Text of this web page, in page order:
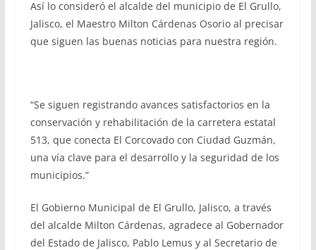
Así lo consideró el alcalde del municipio de El Grullo,
Jalisco, el Maestro Milton Cárdenas Osorio al precisar
que siguen las buenas noticias para nuestra región.
“Se siguen registrando avances satisfactorios en la
conservación y rehabilitación de la carretera estatal
513, que conecta El Corcovado con Ciudad Guzmán,
una vía clave para el desarrollo y la seguridad de los
municipios.”
El Gobierno Municipal de El Grullo, Jalisco, a través
del alcalde Milton Cárdenas, agradece al Gobernador
del Estado de Jalisco, Pablo Lemus y al Secretario de